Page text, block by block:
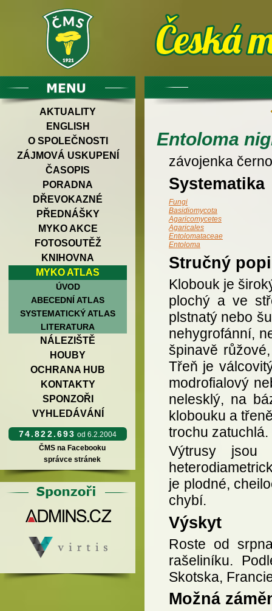
AKTUALITY
ENGLISH
O SPOLEČNOSTI
ZÁJMOVÁ USKUPENÍ
ČASOPIS
PORADNA
DŘEVOKAZNÉ
PŘEDNÁŠKY
MYKO AKCE
FOTOSOUTĚŽ
KNIHOVNA
MYKO ATLAS
ÚVOD
ABECEDNÍ ATLAS
SYSTEMATICKÝ ATLAS
LITERATURA
NÁLEZIŠTĚ
HOUBY
OCHRANA HUB
KONTAKTY
SPONZOŘI
VYHLEDÁVÁNÍ
74.822.693 od 6.2.2004
ČMS na Facebooku
správce stránek
Entoloma
závojenka
Systematika
Fungi
Basidiomycota
Agaricomycetes
Agaricales
Entolomataceae
Entoloma
Stručný
Klobouk je
plochý a ve
plstnatý nebo
nehygrofánní,
špinavě
Třeň je
modrofialový
nelesklý, na
klobouku a
trochu
Výtrusy
je plodné,
chybí.
Výskyt
Roste od
rašeliníku.
Skotska,
Možná